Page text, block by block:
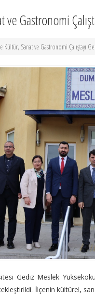
ve Gastronomi
Kültür, Sanat ve Gastronomi Çalıştayı
Gediz Meslek
İlçenin kültürel,